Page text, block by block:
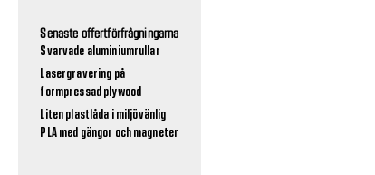
Senaste offertförfrågningarna
Svarvade aluminiumrullar
Lasergravering på
formpressad plywood
Liten plastlåda i miljövänlig
PLA med gängor och magneter